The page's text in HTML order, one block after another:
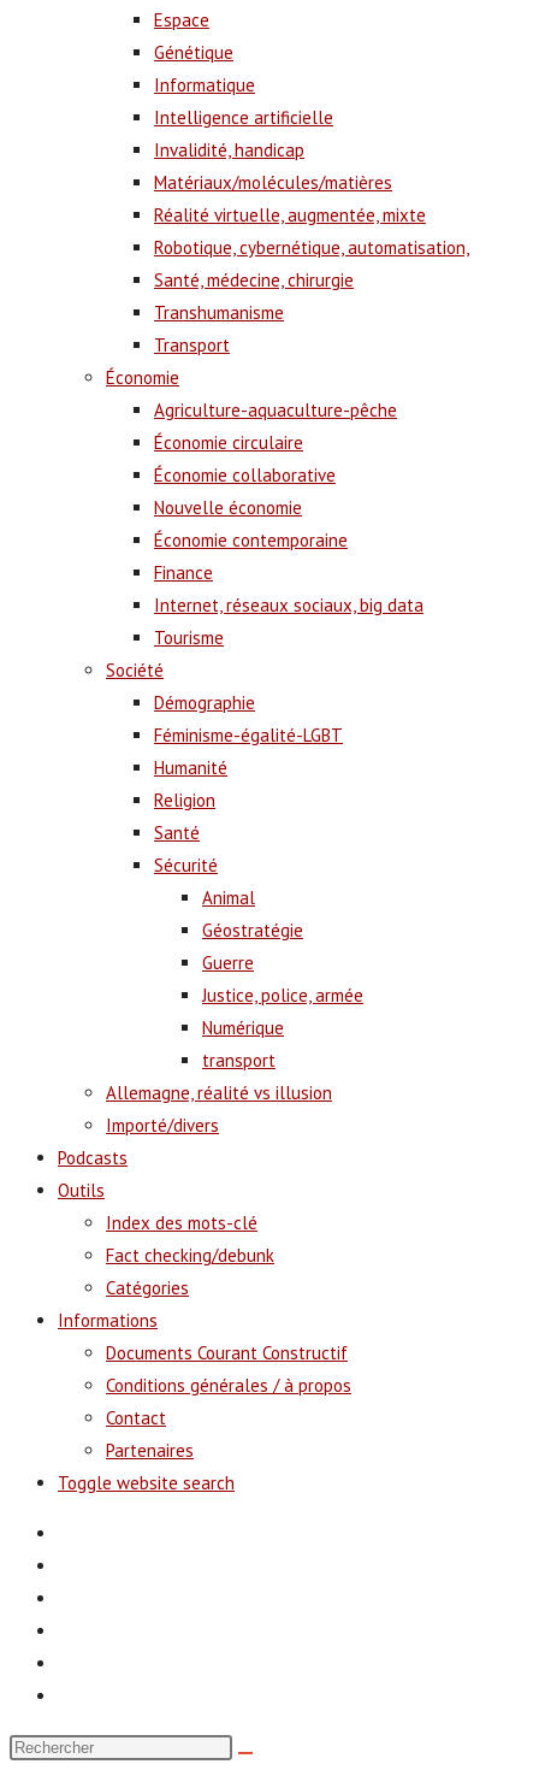
Espace
Génétique
Informatique
Intelligence artificielle
Invalidité, handicap
Matériaux/molécules/matières
Réalité virtuelle, augmentée, mixte
Robotique, cybernétique, automatisation,
Santé, médecine, chirurgie
Transhumanisme
Transport
Économie
Agriculture-aquaculture-pêche
Économie circulaire
Économie collaborative
Nouvelle économie
Économie contemporaine
Finance
Internet, réseaux sociaux, big data
Tourisme
Société
Démographie
Féminisme-égalité-LGBT
Humanité
Religion
Santé
Sécurité
Animal
Géostratégie
Guerre
Justice, police, armée
Numérique
transport
Allemagne, réalité vs illusion
Importé/divers
Podcasts
Outils
Index des mots-clé
Fact checking/debunk
Catégories
Informations
Documents Courant Constructif
Conditions générales / à propos
Contact
Partenaires
Toggle website search